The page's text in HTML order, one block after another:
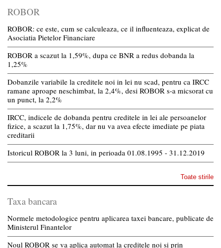
ROBOR
ROBOR: ce este, cum se calculeaza, ce il influenteaza, explicat de
Asociatia Pietelor Financiare
ROBOR a scazut la 1,59%, dupa ce BNR a redus dobanda la
1,25%
Dobanzile variabile la creditele noi in lei nu scad, pentru ca IRCC
ramane aproape neschimbat, la 2,4%, desi ROBOR s-a micsorat cu
un punct, la 2,2%
IRCC, indicele de dobanda pentru creditele in lei ale persoanelor
fizice, a scazut la 1,75%, dar nu va avea efecte imediate pe piata
creditarii
Istoricul ROBOR la 3 luni, in perioada 01.08.1995 - 31.12.2019
Toate stirile
Taxa bancara
Normele metodologice pentru aplicarea taxei bancare, publicate de
Ministerul Finantelor
Noul ROBOR se va aplica automat la creditele noi si prin